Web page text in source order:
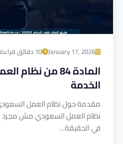
January 17, 2026 10 دقائق قراءة
المادة 84 من
الخدمة
مقدمة حول نظام العمل السعودي
نظام العمل السعودي مش مجرد
في الحقيقة…